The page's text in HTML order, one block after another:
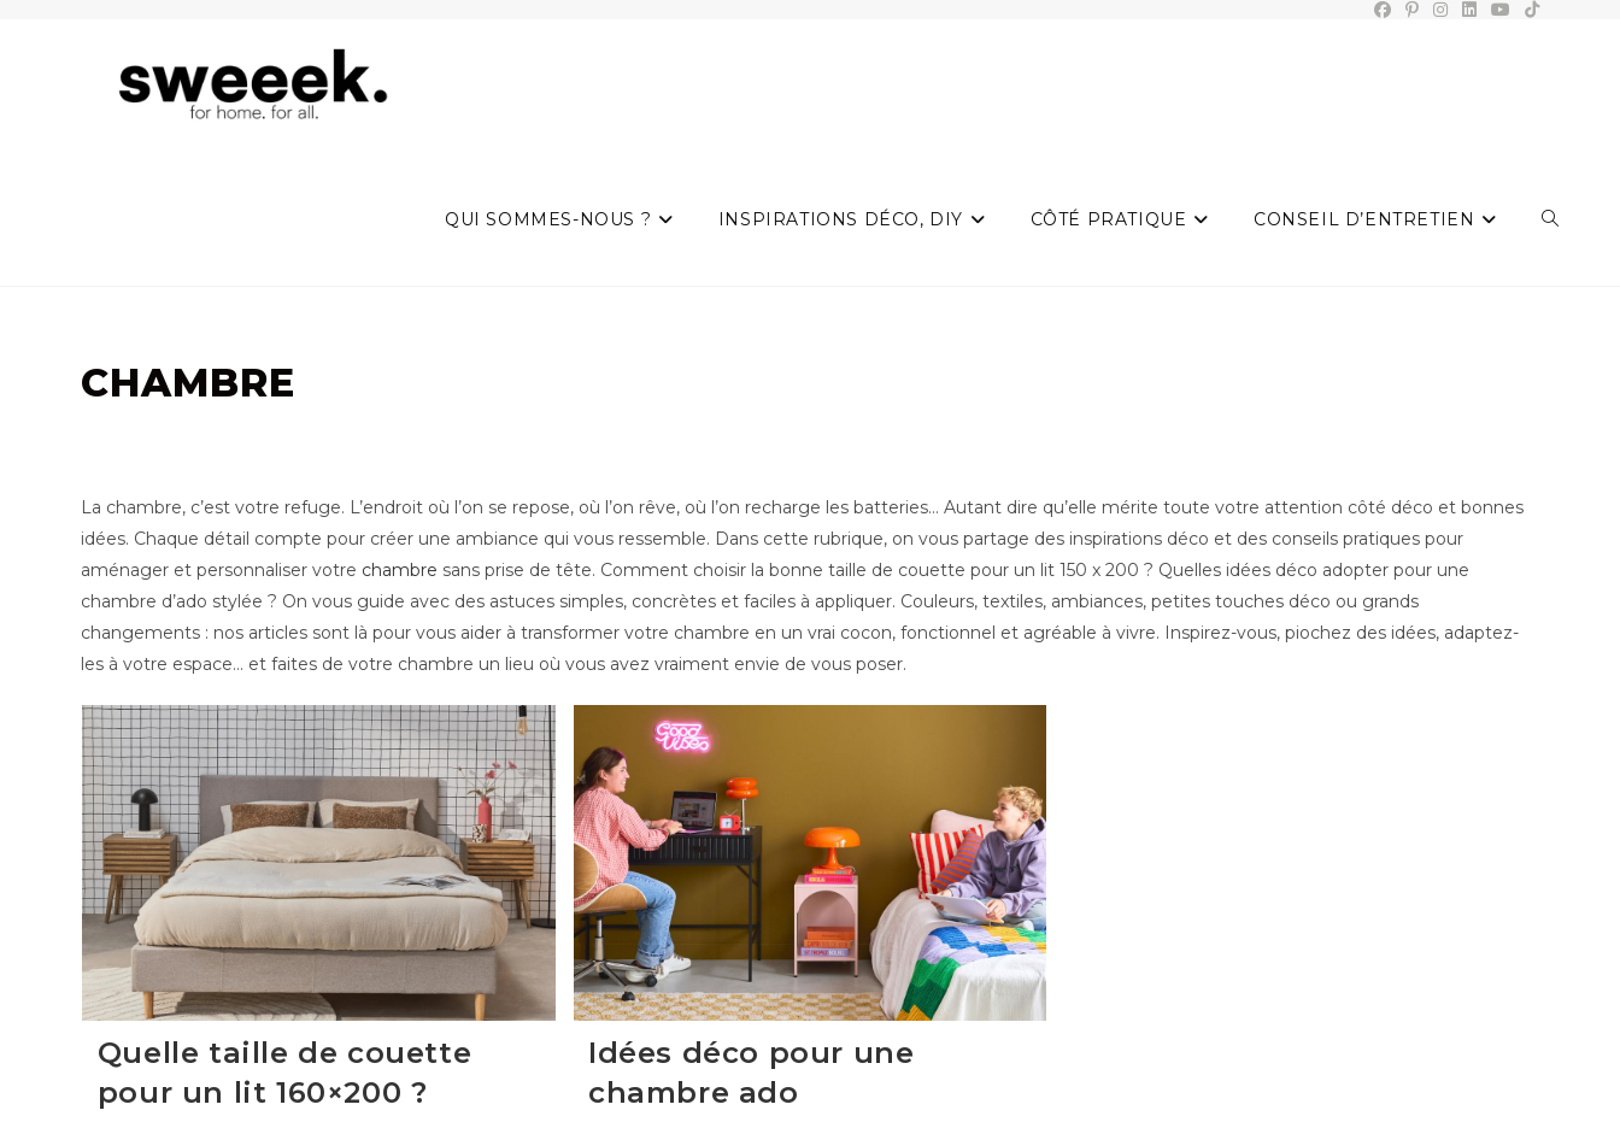
QUI SOMMES-NOUS ? INSPIRATIONS DÉCO, DIY CÔTÉ PRATIQUE CONSEIL D’ENTRETIEN TOGGLE
CHAMBRE
La chambre, c’est votre refuge. L’endroit où l’on se repose, où l’on rêve, où l’on recharge les batteries… Autant dire qu’elle mérite toute votre attention côté déco et bonnes
idées. Chaque détail compte pour créer une ambiance qui vous ressemble. Dans cette rubrique, on vous partage des inspirations déco et des conseils pratiques pour
aménager et personnaliser votre chambre sans prise de tête. Comment choisir la bonne taille de couette pour un lit 150 x 200 ? Quelles idées déco adopter pour une
chambre d’ado stylée ? On vous guide avec des astuces simples, concrètes et faciles à appliquer. Couleurs, textiles, ambiances, petites touches déco ou grands
changements : nos articles sont là pour vous aider à transformer votre chambre en un vrai cocon, fonctionnel et agréable à vivre. Inspirez-vous, piochez des idées, adaptez-
les à votre espace… et faites de votre chambre un lieu où vous avez vraiment envie de vous poser.
Quelle taille de couette
pour un lit 160×200 ?
Idées déco pour une
chambre ado